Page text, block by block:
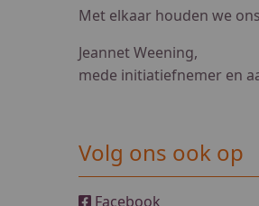
Met elkaar houden we
Jeannet
mede initiatiefnemer en
Volg ons ook op
Facebook